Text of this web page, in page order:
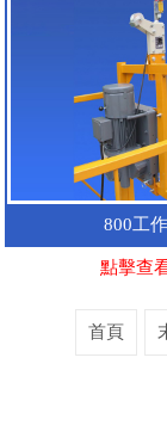
800工
點擊查
首頁